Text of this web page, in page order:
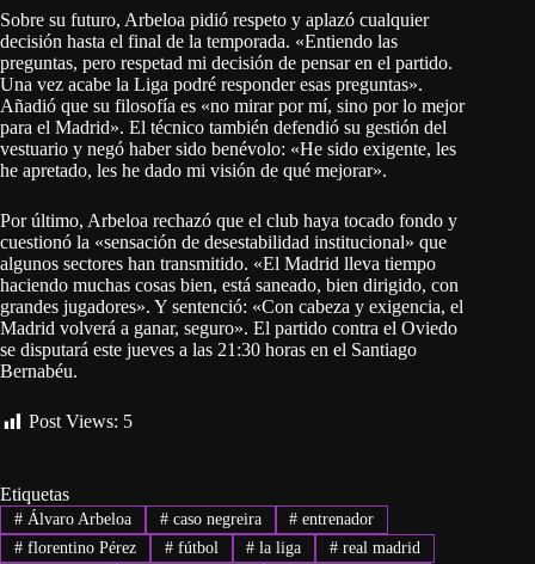
Sobre su futuro, Arbeloa pidió respeto y aplazó cualquier
decisión hasta el final de la temporada. «Entiendo las
preguntas, pero respetad mi decisión de pensar en el partido.
Una vez acabe la Liga podré responder esas preguntas».
Añadió que su filosofía es «no mirar por mí, sino por lo mejor
para el Madrid». El técnico también defendió su gestión del
vestuario y negó haber sido benévolo: «He sido exigente, les
he apretado, les he dado mi visión de qué mejorar».
Por último, Arbeloa rechazó que el club haya tocado fondo y
cuestionó la «sensación de desestabilidad institucional» que
algunos sectores han transmitido. «El Madrid lleva tiempo
haciendo muchas cosas bien, está saneado, bien dirigido, con
grandes jugadores». Y sentenció: «Con cabeza y exigencia, el
Madrid volverá a ganar, seguro». El partido contra el Oviedo
se disputará este jueves a las 21:30 horas en el Santiago
Bernabéu.
Post Views: 5
Etiquetas
#Álvaro Arbeloa #caso negreira # entrenador
#florentino Pérez #fútbol # la liga # real madrid